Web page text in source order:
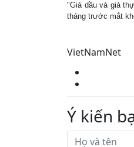
"Giá dầu và giá
tháng trước mắt
VietNamNet
Ý kiến